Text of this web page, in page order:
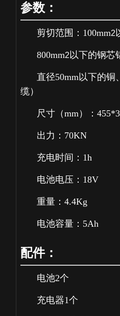
参数：
剪切范围：100mm2
800mm2 以下的钢芯
直径50mm以下的
缆）
尺寸（mm）：
出力：70KN
充电时间：1h
电池电压：18V
重量：4.4Kg
电池容量：5Ah
配件：
电池2个
充电器1个